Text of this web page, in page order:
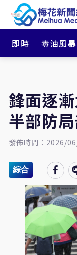
即時 毒油風暴
鋒面逐
半部防
發佈時間：2026/
綜合